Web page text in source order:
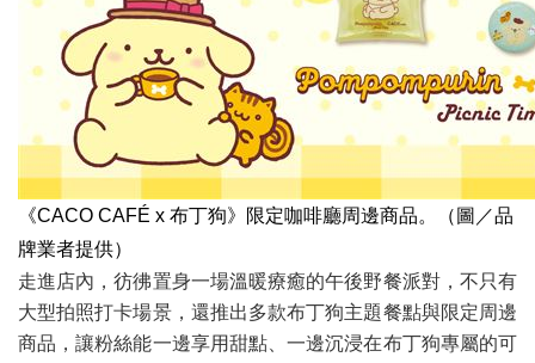
《CACO CAFÉ x 布丁狗》限定咖啡廳周邊商品。（圖／品
牌業者提供）
走進店內，彷彿置身一場溫暖療癒的午後野餐派對，不只有
大型拍照打卡場景，還推出多款布丁狗主題餐點與限定周邊
商品，讓粉絲能一邊享用甜點、一邊沉浸在布丁狗專屬的可